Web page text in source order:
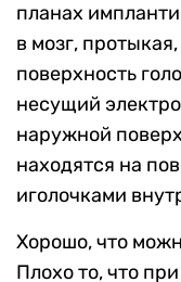
планах
в мозг,
поверхность
несущий
наружной
находятся на
иголочками
Хорошо, что
Плохо то, что